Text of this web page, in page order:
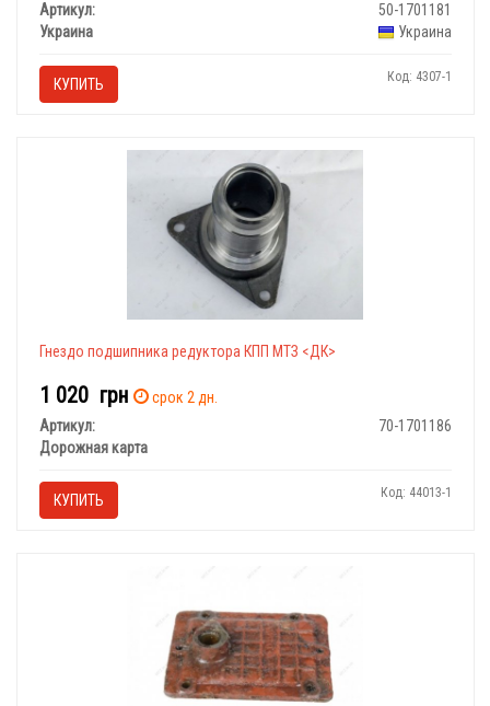
Артикул:
50-1701181
Украина
Украина
КУПИТЬ Код: 4307-1
Гнездо подшипника редуктора КПП МТЗ <ДК>
1 020 грн
срок 2 дн.
Артикул:
70-1701186
Дорожная карта
КУПИТЬ Код: 44013-1